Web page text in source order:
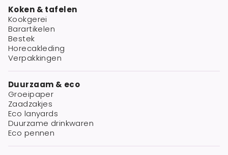
Koken & tafelen
Kookgerei
Barartikelen
Bestek
Horecakleding
Verpakkingen
Duurzaam & eco
Groeipaper
Zaadzakjes
Eco lanyards
Duurzame drinkwaren
Eco pennen